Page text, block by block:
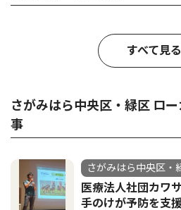
すべて見る
さがみはら中央区・緑区 ロ
事
さがみはら中央区・
医療法人社団カワ
手のけが予防を支援